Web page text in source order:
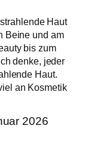
Haut
Beine und am
bis zum
denke, jeder
Haut.
an Kosmetik
2026